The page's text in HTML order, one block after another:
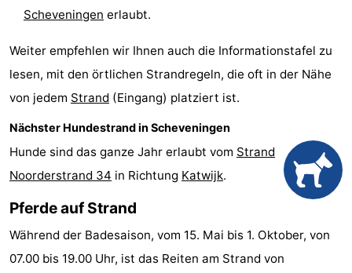
Sehen
&
tun
-
Museen
-
Aussichtspunkte
Attraktionen
Unterhaltung
-
Scheveningen erlaubt.
Weiter empfehlen wir Ihnen auch die Informationstafel zu
lesen, mit den örtlichen Strandregeln, die oft in der Nähe
von jedem Strand (Eingang) platziert ist.
Nächster Hundestrand in Scheveningen
Hunde sind das ganze Jahr erlaubt vom Strand
Noorderstrand 34 in Richtung Katwijk.
Pferde auf Strand
Während der Badesaison, vom 15. Mai bis 1. Oktober, von
07.00 bis 19.00 Uhr, ist das Reiten am Strand von